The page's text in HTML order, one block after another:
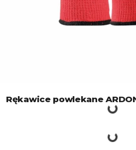
Rękawice powlekane